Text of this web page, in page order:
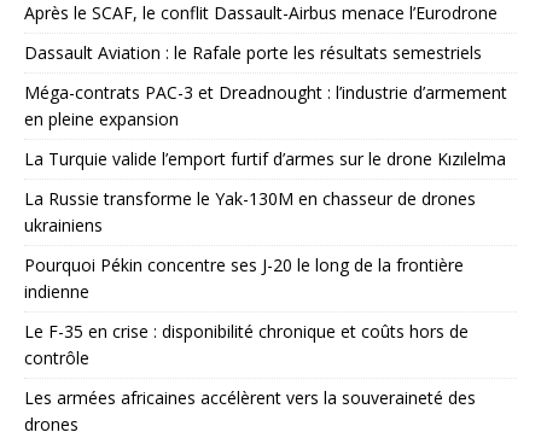
Après le SCAF, le conflit Dassault-Airbus menace l’Eurodrone
Dassault Aviation : le Rafale porte les résultats semestriels
Méga-contrats PAC-3 et Dreadnought : l’industrie d’armement
en pleine expansion
La Turquie valide l’emport furtif d’armes sur le drone Kızılelma
La Russie transforme le Yak-130M en chasseur de drones
ukrainiens
Pourquoi Pékin concentre ses J-20 le long de la frontière
indienne
Le F-35 en crise : disponibilité chronique et coûts hors de
contrôle
Les armées africaines accélèrent vers la souveraineté des
drones